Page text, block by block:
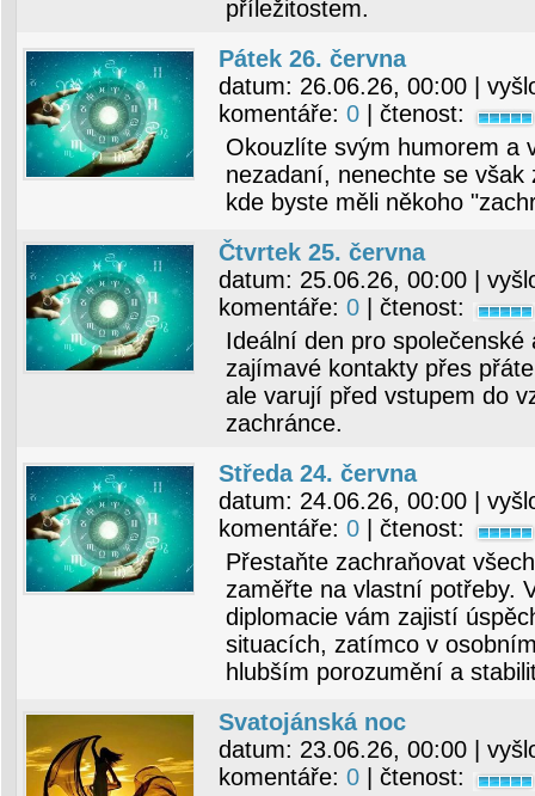
příležitostem.
Pátek 26. června
datum: 26.06.26, 00:00 |
komentáře: 0 | čtenost:
Okouzlíte svým humorem a
nezadaní, nenechte se však
kde byste měli někoho
Čtvrtek 25. června
datum: 25.06.26, 00:00 |
komentáře: 0 | čtenost:
Ideální den pro
zajímavé kontakty přes
ale varují před vstupem do
zachránce.
Středa 24. června
datum: 24.06.26, 00:00 |
komentáře: 0 | čtenost:
Přestaňte zachraňovat
zaměřte na vlastní potřeby.
diplomacie vám zajistí
situacích, zatímco v
hlubším porozumění a
Svatojánská noc
datum: 23.06.26, 00:00 |
komentáře: 0 | čtenost: